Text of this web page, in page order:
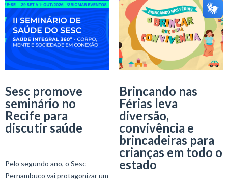
Sesc promove
seminário no
Recife para
discutir saúde
Pelo segundo ano, o Sesc
Pernambuco vai protagonizar um
Brincando nas
Férias leva
diversão,
convivência e
brincadeiras para
crianças em todo o
estado